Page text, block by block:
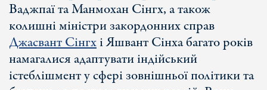
Ваджпаї та Манмохан Сінгх, а також
колишні міністри закордонних справ
Джасвант Сінгхі Яшвант Сінха багато років
намагалися адаптувати індійський
істеблішмент у сфері зовнішньої політики та